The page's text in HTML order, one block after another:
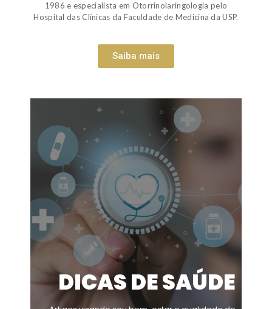
1986 e especialista em Otorrinolaringologia pelo
Hospital das Clínicas da Faculdade de Medicina da USP.
Saiba mais
DICAS DE SAÚDE